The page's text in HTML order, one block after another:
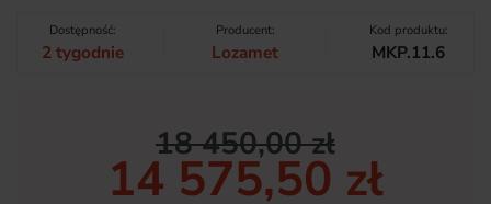
Dostępność:
2 tygodnie
Producent:
Lozamet
Kod produktu:
MKP.11.6
18 450,00 zł
14 575,50 zł